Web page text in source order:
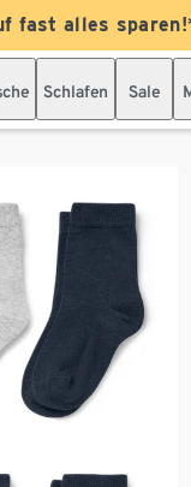
fast alles
Schlafen Sale